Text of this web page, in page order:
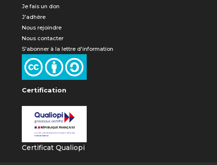
Je fais un don
J'adhère
Nous rejoindre
Nous contacter
S'abonner à la lettre d'information
Certification
Certificat Qualiopi